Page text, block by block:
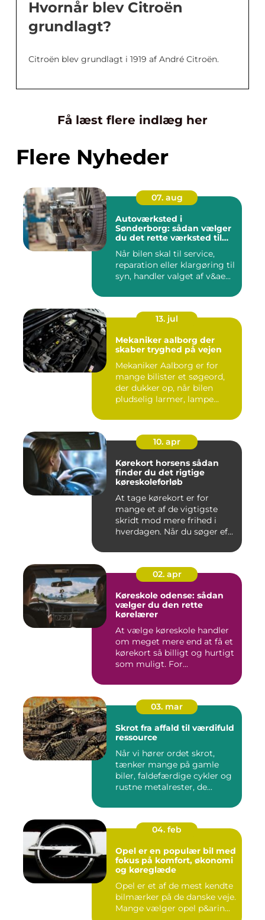
Hvornår blev Citroën
grundlagt?
Citroën blev grundlagt i 1919 af André Citroën.
Få læst flere indlæg her
Flere Nyheder
07. aug
Autoværksted i
Sønderborg: sådan vælger
du det rette værksted til
Når bilen skal til service,
reparation eller klargøring til
syn, handler valget af v&ae...
13. jul
Mekaniker aalborg der
skaber tryghed på vejen
Mekaniker Aalborg er for
mange bilister et søgeord,
der dukker op, når bilen
pludselig larmer, lampe...
10. apr
Kørekort horsens sådan
finder du det rigtige
køreskoleforløb
At tage kørekort er for
mange et af de vigtigste
skridt mod mere frihed i
hverdagen. Når du søger ef...
02. apr
Køreskole odense: sådan
vælger du den rette
kørelærer
At vælge køreskole handler
om meget mere end at få et
kørekort så billigt og hurtigt
som muligt. For...
03. mar
Skrot fra affald til værdifuld
ressource
Når vi hører ordet skrot,
tænker mange på gamle
biler, faldefærdige cykler og
rustne metalrester, de...
04. feb
Opel er en populær bil med
fokus på komfort, økonomi
og køreglæde
Opel er et af de mest kendte
bilmærker på de danske veje.
Mange vælger opel p&arin...